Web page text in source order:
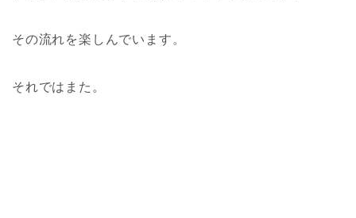
その流れを楽しんでいます。
それではまた。